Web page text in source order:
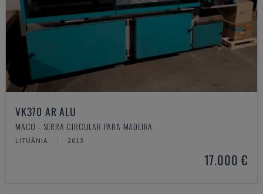
VK370 AR ALU
MACO - SERRA CIRCULAR PARA MADEIRA
LITUÂNIA 2013
17.000 €